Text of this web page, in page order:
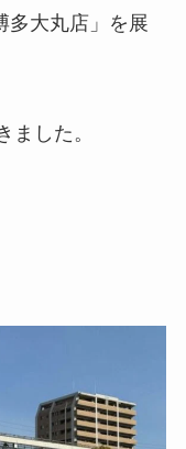
多大丸店」を展
ました。